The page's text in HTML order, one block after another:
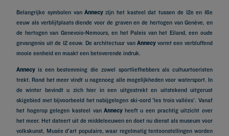
Belangrijke symbolen vanAnnecyzijn het kasteel dat tussen de 12e en 16e
eeuw als verblijfplaats diende voor de graven en de hertogen van Genève, en
de hertogen van Genevois-Nemours, en het Paleis van het Eiland, een oude
gevangenis uit de 12 eeuw. De architectuur vanAnnecyvormt een verbluffend
mooie eenheid en maakt een betoverende indruk.
Annecyis een bestemming die zowel sportliefhebbers als cultuurtoeristen
trekt. Rond het meer vindt u nagenoeg alle mogelijkheden voor watersport. In
de winter bevindt u zich hier in een uitgestrekt en uitstekend uitgerust
skigebied met bijvoorbeeld het nabijgelegen ski-oord 'les trois vallées'. Vanaf
het hogerop gelegen kasteel vanAnnecyheeft u een prachtig uitzicht over
het meer. Het dateert uit de middeleeuwen en doet nu dienst als museum voor
volkskunst, Musée d'art populaire, waar regelmatig tentoonstellingen worden